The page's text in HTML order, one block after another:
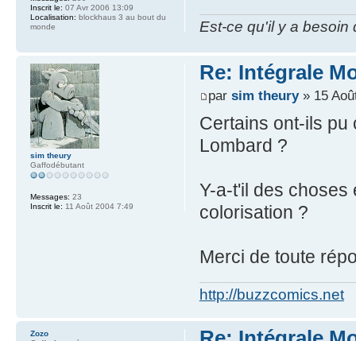
Est-ce qu'il y a besoin
Inscrit le: 07 Avr 2006 13:09
Localisation: blockhaus 3 au bout du
monde
Re: Intégrale
par sim theury» 15
Certains ont-ils pu
Lombard ?
Y-a-t'il des choses
colorisation ?
Merci de toute
http://buzzcomics.net
sim theury
Gaffodébutant
Messages: 23
Inscrit le: 11 Août 2004 7:49
Zozo